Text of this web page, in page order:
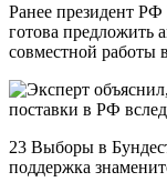
Ранее президент
готова предложить
совместной работы
23 Выборы в
поддержка